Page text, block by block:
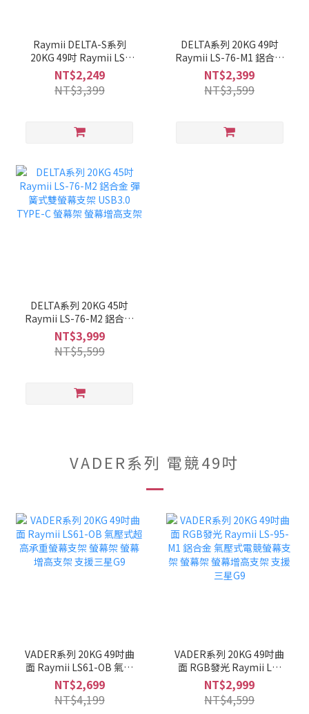
Raymii DELTA-S系列
20KG 49吋 Raymii LS-
118-M1 高承重氣壓式螢幕
支架
NT$2,249
NT$3,399
DELTA系列 20KG 49吋
Raymii LS-76-M1 鋁合金
彈簧式螢幕支架 USB3.0
TYPE-C 螢幕架 螢幕增高
支架
NT$2,399
NT$3,599
DELTA系列 20KG 45吋
Raymii LS-76-M2 鋁合金
彈簧式雙螢幕支架 USB3.0
TYPE-C 螢幕架 螢幕增高
支架
NT$3,999
NT$5,599
VADER系列 電競49吋
VADER系列 20KG 49吋曲
面 Raymii LS61-OB 氣壓
式超高承重螢幕支架 螢幕
架 螢幕增高支架 支援三星
G9
NT$2,699
NT$4,199
VADER系列 20KG 49吋曲
面 RGB發光 Raymii LS-
95-M1 鋁合金 氣壓式電競
螢幕支架 螢幕架 螢幕增高
支架 支援三星G9
NT$2,999
NT$4,599